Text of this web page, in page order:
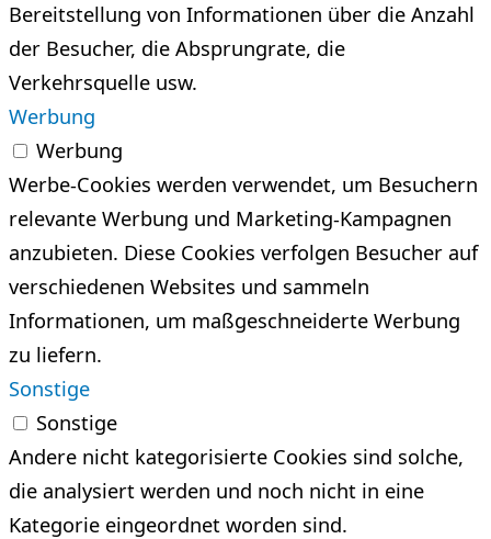
Bereitstellung von Informationen über die Anzahl
der Besucher, die Absprungrate, die
Verkehrsquelle usw.
Werbung
Werbung
Werbe-Cookies werden verwendet, um Besuchern
relevante Werbung und Marketing-Kampagnen
anzubieten. Diese Cookies verfolgen Besucher auf
verschiedenen Websites und sammeln
Informationen, um maßgeschneiderte Werbung
zu liefern.
Sonstige
Sonstige
Andere nicht kategorisierte Cookies sind solche,
die analysiert werden und noch nicht in eine
Kategorie eingeordnet worden sind.